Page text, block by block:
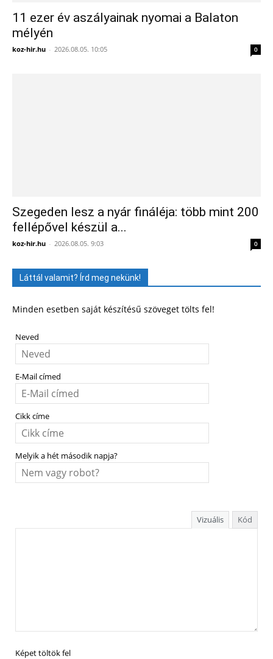
11 ezer év aszályainak nyomai a Balaton
mélyén
koz-hir.hu - 2026.08.05. 10:05 0
Szegeden lesz a nyár fináléja: több mint 200
fellépővel készül a...
koz-hir.hu - 2026.08.05. 9:03 0
Láttál valamit? Írd meg nekünk!
Minden esetben saját készítésű szöveget tölts fel!
Neved
E-Mail címed
Cikk címe
Melyik a hét második napja?
Vizuális Kód
Képet töltök fel